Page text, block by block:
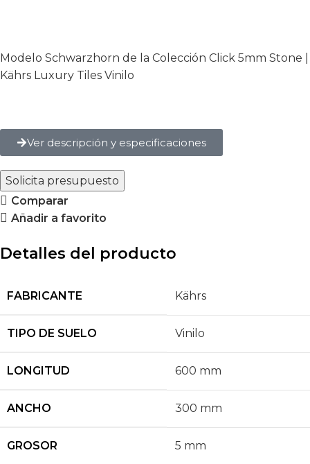
Modelo Schwarzhorn de la Colección Click 5mm Stone |
Kährs Luxury Tiles Vinilo
Ver descripción y especificaciones
Solicita presupuesto
Comparar
Añadir a favorito
Detalles del producto
FABRICANTE Kährs
TIPO DE SUELO Vinilo
LONGITUD 600 mm
ANCHO 300 mm
GROSOR 5 mm